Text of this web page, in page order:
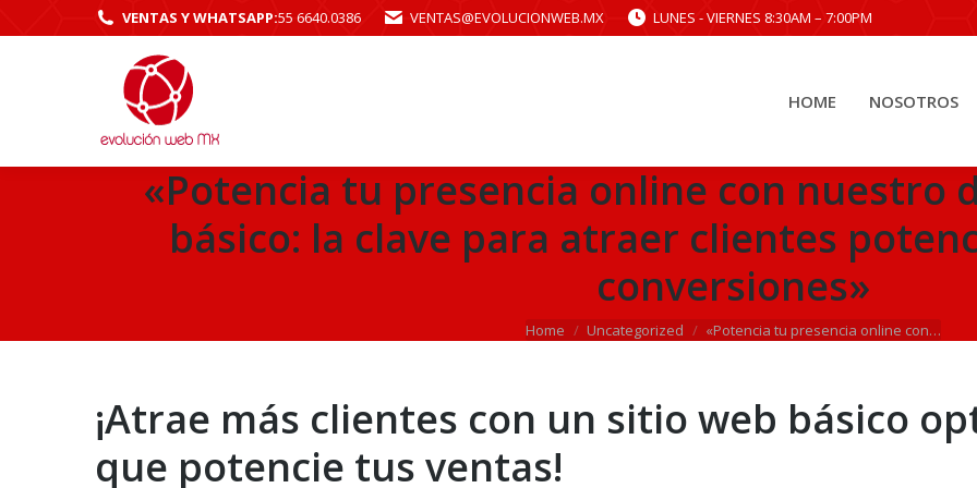
VENTAS Y WHATSAPP:55 6640.0386 VENTAS@EVOLUCIONWEB.MX LUNES - VIERNES 8:30AM – 7:00PM
HOME NOSOTROS
«Potencia tu presencia online con nuestro
básico: la clave para atraer clientes
conversiones»
You are here:
Home Uncategorized «Potencia tu presencia online con…
¡Atrae más clientes con un sitio web básico
que potencie tus ventas!
HOME NOSOTROS